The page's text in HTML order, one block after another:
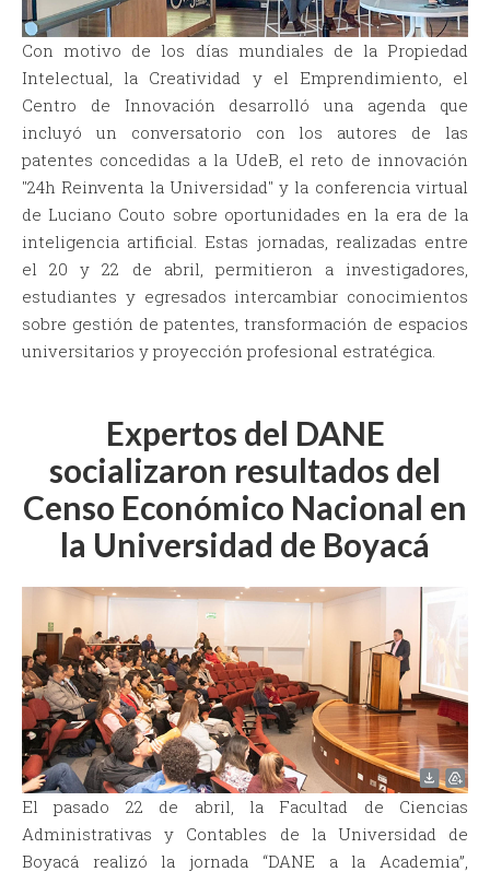
Con motivo de los días mundiales de la Propiedad
Intelectual, la Creatividad y el Emprendimiento, el
Centro de Innovación desarrolló una agenda que
incluyó un conversatorio con los autores de las
patentes concedidas a la UdeB, el reto de innovación
"24h Reinventa la Universidad" y la conferencia virtual
de Luciano Couto sobre oportunidades en la era de la
inteligencia artificial. Estas jornadas, realizadas entre
el 20 y 22 de abril, permitieron a investigadores,
estudiantes y egresados intercambiar conocimientos
sobre gestión de patentes, transformación de espacios
universitarios y proyección profesional estratégica.
Expertos del DANE
socializaron resultados del
Censo Económico Nacional en
la Universidad de Boyacá
El pasado 22 de abril, la Facultad de Ciencias
Administrativas y Contables de la Universidad de
Boyacá realizó la jornada “DANE a la Academia”,